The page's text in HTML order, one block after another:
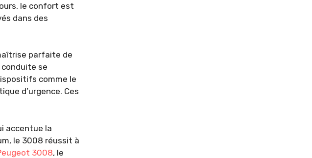
le confort est
dans des
parfaite de
se
comme le
d’urgence. Ces
accentue la
le 3008 réussit à
3008, le